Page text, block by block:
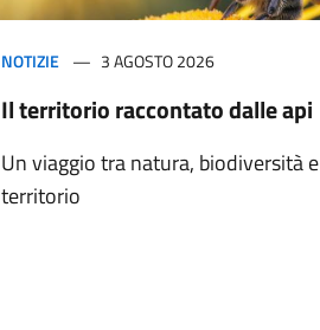
NOTIZIE 3 AGOSTO 2026
Il territorio raccontato dalle api
Un viaggio tra natura, biodiversità e
territorio